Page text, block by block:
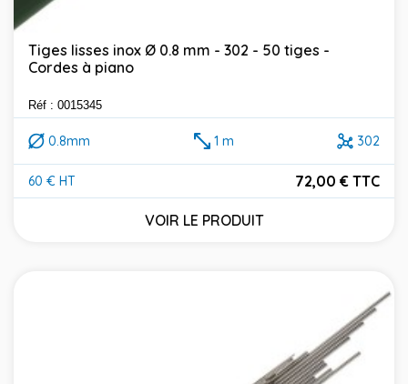
Tiges lisses inox Ø 0.8 mm - 302 - 50 tiges -
Cordes à piano
Réf : 0015345
0.8mm 1 m 302
60 € HT
Prix
72,00 € TTC
VOIR LE PRODUIT